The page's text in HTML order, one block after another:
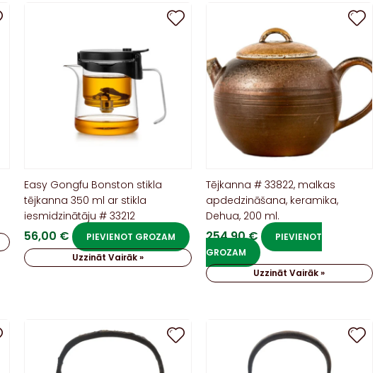
Easy Gongfu Bonston stikla
tējkanna 350 ml ar stikla
iesmidzinātāju # 33212
56,00 €
PIEVIENOT GROZAM
Uzzināt Vairāk »
Tējkanna # 33822, malkas
apdedzināšana, keramika,
Dehua, 200 ml.
254,90€
PIEVIENOT
GROZAM
Uzzināt Vairāk »